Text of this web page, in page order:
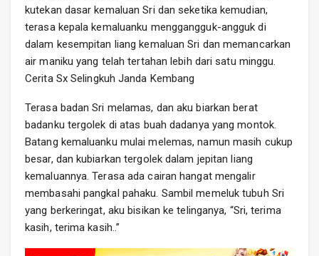
kutekan dasar kemaluan Sri dan seketika kemudian,
terasa kepala kemaluanku menggangguk-angguk di
dalam kesempitan liang kemaluan Sri dan memancarkan
air maniku yang telah tertahan lebih dari satu minggu.
Cerita Sx Selingkuh Janda Kembang
Terasa badan Sri melamas, dan aku biarkan berat
badanku tergolek di atas buah dadanya yang montok.
Batang kemaluanku mulai melemas, namun masih cukup
besar, dan kubiarkan tergolek dalam jepitan liang
kemaluannya. Terasa ada cairan hangat mengalir
membasahi pangkal pahaku. Sambil memeluk tubuh Sri
yang berkeringat, aku bisikan ke telinganya, “Sri, terima
kasih, terima kasih..”